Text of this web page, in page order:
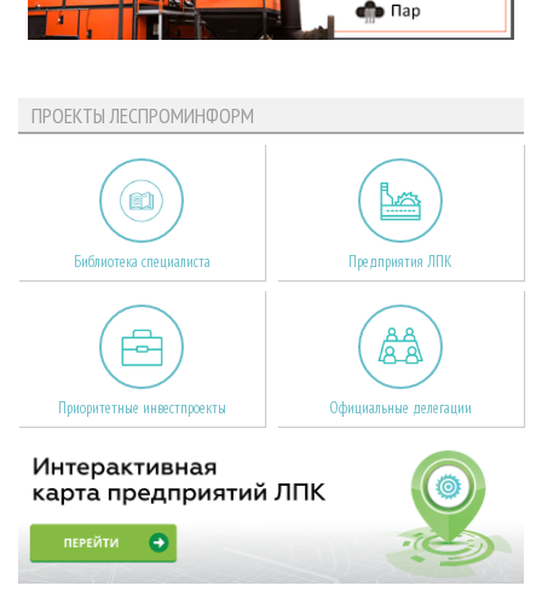
ПРОЕКТЫ ЛЕСПРОМИНФОРМ
Библиотека специалиста Предприятия ЛПК
Приоритетные инвестпроекты Официальные делегации